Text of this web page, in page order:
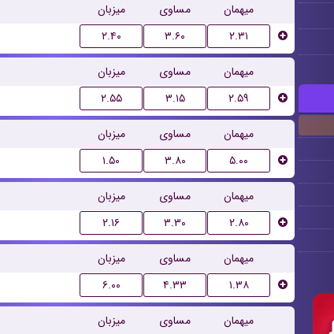
میزبان مساوی
میهمان
۲.۴۰ ۳.۶۰ ۲.۳۱
میزبان مساوی
میهمان
۲.۵۵ ۳.۱۵ ۲.۵۹
میزبان مساوی
میهمان
۱.۵۰ ۳.۸۰ ۵.۰۰
میزبان مساوی
میهمان
۲.۱۶ ۳.۳۰ ۲.۸۰
میزبان مساوی
میهمان
۶.۰۰ ۴.۳۳ ۱.۳۸
میزبان مساوی
میهمان